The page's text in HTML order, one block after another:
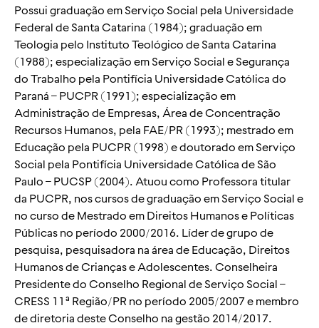
Possui graduação em Serviço Social pela Universidade
Federal de Santa Catarina (1984); graduação em
Teologia pelo Instituto Teológico de Santa Catarina
(1988); especialização em Serviço Social e Segurança
do Trabalho pela Pontifícia Universidade Católica do
Paraná – PUCPR (1991); especialização em
Administração de Empresas, Área de Concentração
Recursos Humanos, pela FAE/PR (1993); mestrado em
Educação pela PUCPR (1998) e doutorado em Serviço
Social pela Pontifícia Universidade Católica de São
Paulo – PUCSP (2004). Atuou como Professora titular
da PUCPR, nos cursos de graduação em Serviço Social e
no curso de Mestrado em Direitos Humanos e Políticas
Públicas no período 2000/2016. Líder de grupo de
pesquisa, pesquisadora na área de Educação, Direitos
Humanos de Crianças e Adolescentes. Conselheira
Presidente do Conselho Regional de Serviço Social –
CRESS 11ª Região/PR no período 2005/2007 e membro
de diretoria deste Conselho na gestão 2014/2017.